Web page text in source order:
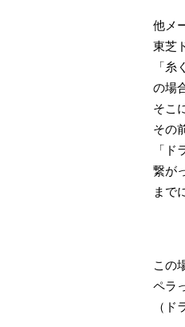
他メ
東芝
「
の場
そこ
その
「
繋が
まで
この
ペラ
（ド